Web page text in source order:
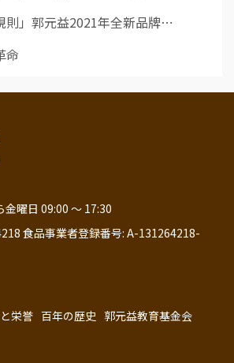
則」郭元益2021年全新品牌⋯
命
曜日 09:00 ～ 17:30
食品事業者登録番号: A-131264218-
栄誉 百年の歴史 郭元益教育基金会